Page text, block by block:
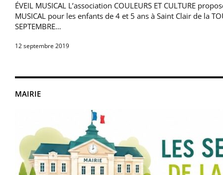
MAIRIE
ÉVEIL MUSICAL L’association COULEURS ET CULTURE
MUSICAL pour les enfants de 4 et 5 ans à Saint Clair de la
SEPTEMBRE…
12 septembre 2019